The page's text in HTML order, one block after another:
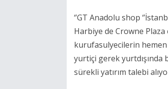
‘’GT Anadolu shop
Harbiye de Crowne
kurufasulyecilerin
yurtiçi gerek
sürekli yatırım talebi